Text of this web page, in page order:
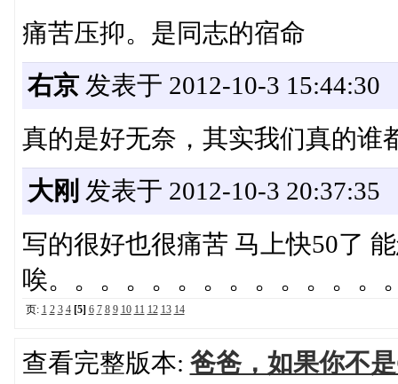
痛苦压抑。是同志的宿命
右京发表于 2012-10-3 15:44:30
真的是好无奈，其实我们真的谁
大刚 发表于 2012-10-3 20:37:35
写的很好也很痛苦 马上快50了
唉。。。。。。。。。。。。。
页: 1 2 3 4 [5] 6 7 8 9 10 11 12 13 14
查看完整版本: 爸爸，如果你不